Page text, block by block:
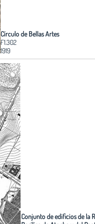
Círculo de Bellas Artes
F1.302
1919
Conjunto de edificios de la